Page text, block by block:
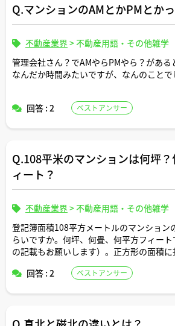
Q.マンションのAMとかPMとか
不動産業界>不動産用語・その他雑学
管理会社さん？でAMやらPMやら？がある
なんだか時間みたいですが、なんのこと
回答 : 2 ベストアンサー
Q.108平米のマンションは何坪
ィート？
不動産業界>不動産用語・その他雑学
登記簿面積108平方メートルのマンション
らいですか。何坪、何畳、何平方フィー
の記載もお願いします）。正方形の面積
か。回答 : 2 ベストアンサー